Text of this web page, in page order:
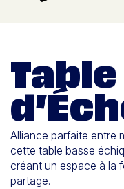
Table
Alliance parfaite entre
cette table basse
créant un espace à la
partage.